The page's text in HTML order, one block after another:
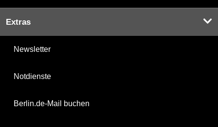
Extras
Newsletter
Notdienste
Berlin.de-Mail buchen